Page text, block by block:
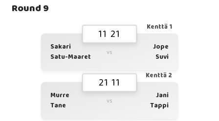
Round 9
Kenttä 1
11 21
Sakari
Satu-Maaret
vs
Jope
Suvi
Kenttä 2
21 11
Murre
Tane
vs
Jani
Tappi